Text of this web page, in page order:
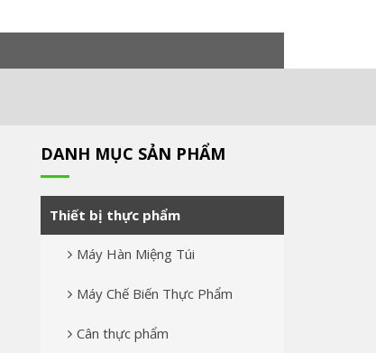
DANH MỤC SẢN PHẨM
Thiết bị thực phẩm
Máy Hàn Miệng Túi
Máy Chế Biến Thực Phẩm
Cân thực phẩm